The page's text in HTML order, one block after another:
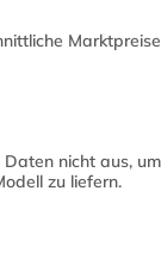
Marktpreise
nicht aus, um
zu liefern.